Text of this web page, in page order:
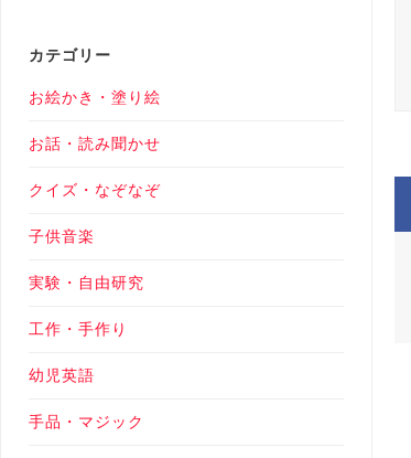
カテゴリー
お絵かき・塗り絵
お話・読み聞かせ
クイズ・なぞなぞ
子供音楽
実験・自由研究
工作・手作り
幼児英語
手品・マジック